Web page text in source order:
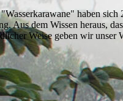
haben sich
Aus dem Wissen heraus,
Weise geben wir